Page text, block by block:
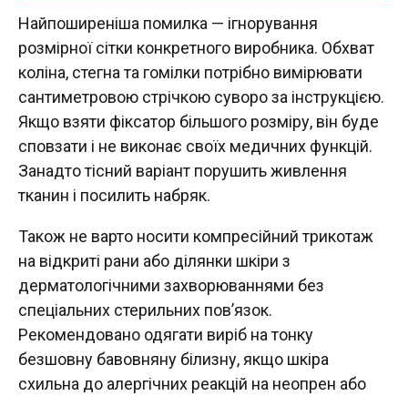
Найпоширеніша помилка — ігнорування
розмірної сітки конкретного виробника. Обхват
коліна, стегна та гомілки потрібно вимірювати
сантиметровою стрічкою суворо за інструкцією.
Якщо взяти фіксатор більшого розміру, він буде
сповзати і не виконає своїх медичних функцій.
Занадто тісний варіант порушить живлення
тканин і посилить набряк.
Також не варто носити компресійний трикотаж
на відкриті рани або ділянки шкіри з
дерматологічними захворюваннями без
спеціальних стерильних пов’язок.
Рекомендовано одягати виріб на тонку
безшовну бавовняну білизну, якщо шкіра
схильна до алергічних реакцій на неопрен або